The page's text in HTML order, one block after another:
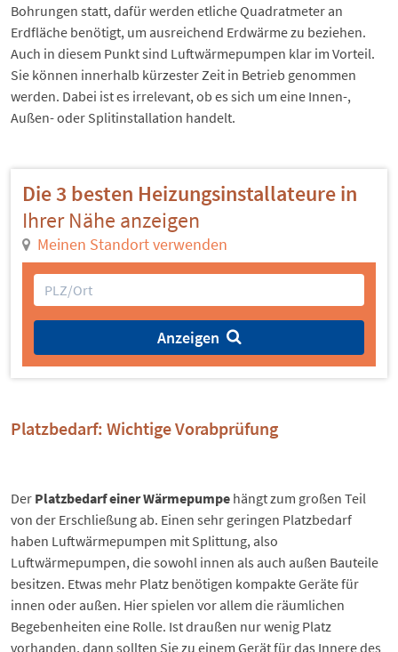
Bohrungen statt, dafür werden etliche Quadratmeter an
Erdfläche benötigt, um ausreichend Erdwärme zu beziehen.
Auch in diesem Punkt sind Luftwärmepumpen klar im Vorteil.
Sie können innerhalb kürzester Zeit in Betrieb genommen
werden. Dabei ist es irrelevant, ob es sich um eine Innen-,
Außen- oder Splitinstallation handelt.
Die 3 besten Heizungsinstallateure in
Ihrer Nähe anzeigen
Meinen Standort verwenden
Anzeigen
Platzbedarf: Wichtige Vorabprüfung
Der Platzbedarf einer Wärmepumpe hängt zum großen Teil
von der Erschließung ab. Einen sehr geringen Platzbedarf
haben Luftwärmepumpen mit Splittung, also
Luftwärmepumpen, die sowohl innen als auch außen Bauteile
besitzen. Etwas mehr Platz benötigen kompakte Geräte für
innen oder außen. Hier spielen vor allem die räumlichen
Begebenheiten eine Rolle. Ist draußen nur wenig Platz
vorhanden, dann sollten Sie zu einem Gerät für das Innere des